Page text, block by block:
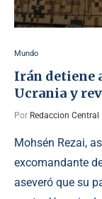
Mundo
Irán detiene
Ucrania y
Por Redaccion Central
Mohsén Rezai,
excomandante
aseveró que su